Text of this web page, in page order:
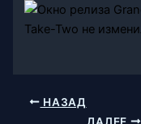
НАЗАД
ДАЛЕЕ